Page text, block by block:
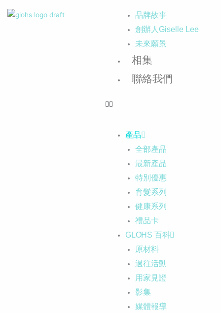
品牌故事
創辦人Giselle Lee
未來願景
相集
聯絡我們
產品
全部產品
最新產品
特別優惠
育髮系列
健康系列
禮品卡
GLOHS 百科
原材料
過往活動
用家見證
影集
媒體報導